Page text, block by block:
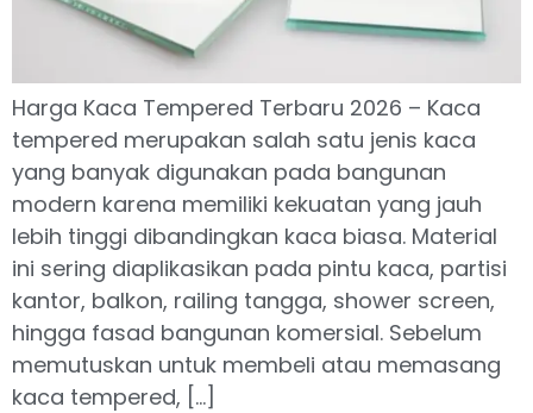
Harga Kaca Tempered Terbaru 2026 – Kaca
tempered merupakan salah satu jenis kaca
yang banyak digunakan pada bangunan
modern karena memiliki kekuatan yang jauh
lebih tinggi dibandingkan kaca biasa. Material
ini sering diaplikasikan pada pintu kaca, partisi
kantor, balkon, railing tangga, shower screen,
hingga fasad bangunan komersial. Sebelum
memutuskan untuk membeli atau memasang
kaca tempered, […]